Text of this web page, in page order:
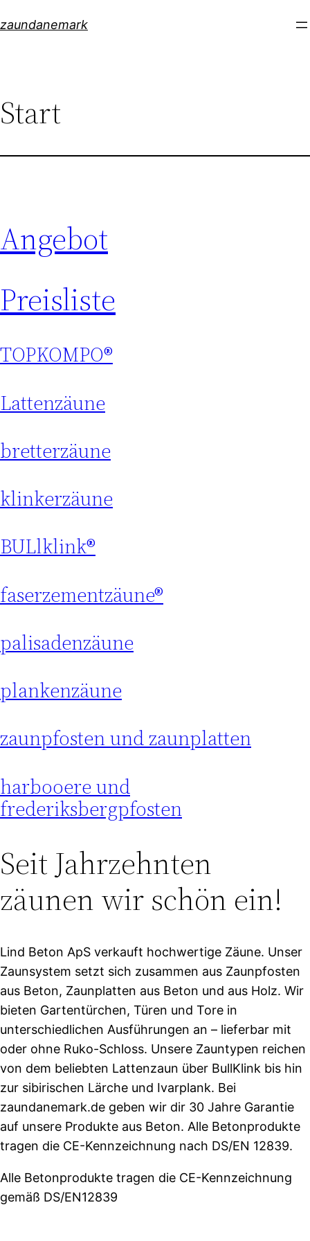
to
zaundanemark
Start
Angebot
Preisliste
TOPKOMPO®
Lattenzäune
bretterzäune
klinkerzäune
BULlklink®
faserzementzäune®
palisadenzäune
plankenzäune
zaunpfosten und zaunplatten
harbooere und
frederiksbergpfosten
Seit Jahrzehnten
zäunen wir schön ein!
Lind Beton ApS verkauft hochwertige Zäune. Unser
Zaunsystem setzt sich zusammen aus Zaunpfosten
aus Beton, Zaunplatten aus Beton und aus Holz. Wir
bieten Gartentürchen, Türen und Tore in
unterschiedlichen Ausführungen an – lieferbar mit
oder ohne Ruko-Schloss. Unsere Zauntypen reichen
von dem beliebten Lattenzaun über BullKlink bis hin
zur sibirischen Lärche und Ivarplank. Bei
zaundanemark.de geben wir dir 30 Jahre Garantie
auf unsere Produkte aus Beton. Alle Betonprodukte
tragen die CE-Kennzeichnung nach DS/EN 12839.
Alle Betonprodukte tragen die CE-Kennzeichnung
gemäß DS/EN12839